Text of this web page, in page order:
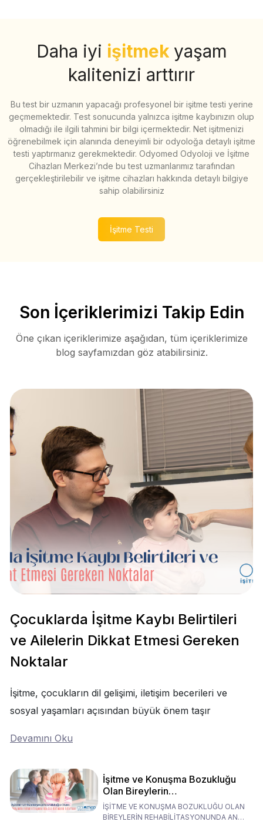
Daha iyi işitmek yaşam
kalitenizi arttırır
Bu test bir uzmanın yapacağı profesyonel bir işitme testi yerine
geçmemektedir. Test sonucunda yalnızca işitme kaybınızın olup
olmadığı ile ilgili tahmini bir bilgi içermektedir. Net işitmenizi
öğrenebilmek için alanında deneyimli bir odyoloğa detaylı işitme
testi yaptırmanız gerekmektedir. Odyomed Odyoloji ve İşitme
Cihazları Merkezi’nde bu test uzmanlarımız tarafından
gerçekleştirilebilir ve işitme cihazları hakkında detaylı bilgiye
sahip olabilirsiniz
İşitme Testi
Son İçeriklerimizi Takip Edin
Öne çıkan içeriklerimize aşağıdan, tüm içeriklerimize
blog sayfamızdan göz atabilirsiniz.
Çocuklarda İşitme Kaybı Belirtileri
ve Ailelerin Dikkat Etmesi Gereken
Noktalar
İşitme, çocukların dil gelişimi, iletişim becerileri ve
sosyal yaşamları açısından büyük önem taşır
Devamını Oku
İşitme ve Konuşma Bozukluğu
Olan Bireylerin
Rehabilitasyonunda Ana
Babaların Tutumları
İŞİTME VE KONUŞMA BOZUKLUĞU OLAN
BİREYLERİN REHABİLİTASYONUNDA ANA